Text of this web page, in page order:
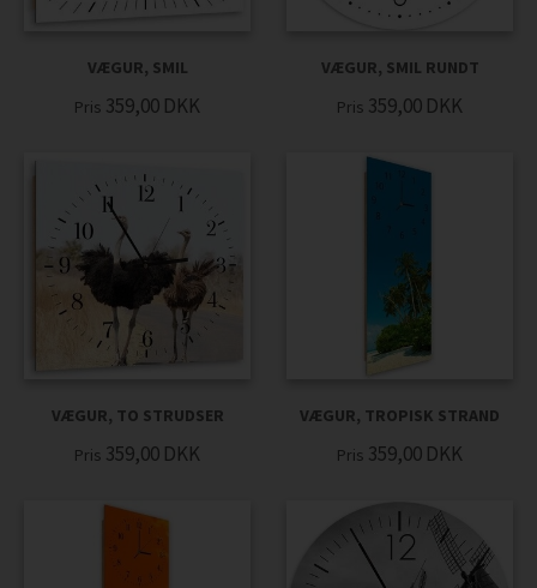
VÆGUR, SMIL
Pris 359,00 DKK
VÆGUR, SMIL RUNDT
Pris 359,00 DKK
VÆGUR, TO STRUDSER
Pris 359,00 DKK
VÆGUR, TROPISK STRAND
Pris 359,00 DKK